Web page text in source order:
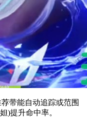
带能自动追踪或范围
)提升命中率。